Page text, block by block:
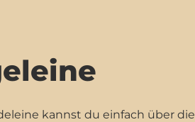
kannst du einfach über die